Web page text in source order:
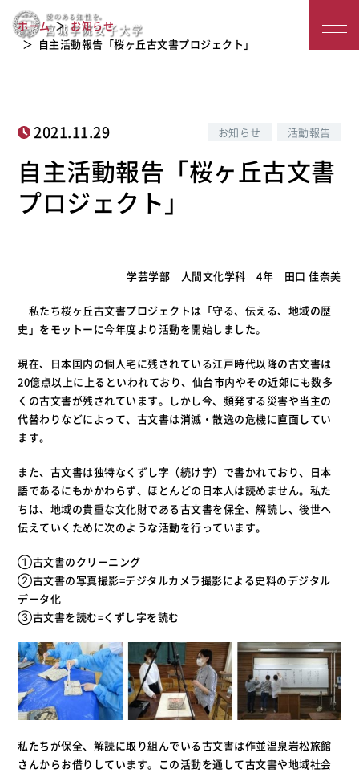
城
子
大
学
自主活動報告「桜ヶ丘古文書プロジェ
クト」
ホーム
お知らせ
自主活動報告「桜ヶ丘古文書プロジェクト」
2021.11.29 お知らせ 活動報告
自主活動報告「桜ヶ丘古文書
プロジェクト」
学芸学部 人間文化学科 4年 田口 佳奈美
私たち桜ヶ丘古文書プロジェクトは「守る、伝える、地域の歴
史」をモットーに今年度より活動を開始しました。
現在、日本国内の個人宅に残されている江戸時代以降の古文書は
20億点以上に上るといわれており、仙台市内やその近郊にも数多
くの古文書が残されています。しかし今、頻発する災害や当主の
代替わりなどによって、古文書は消滅・散逸の危機に直面してい
ます。
また、古文書は独特なくずし字（続け字）で書かれており、日本
語であるにもかかわらず、ほとんどの日本人は読めません。私た
ちは、地域の貴重な文化財である古文書を保全、解読し、後世へ
伝えていくために次のような活動を行っています。
①古文書のクリーニング
②古文書の写真撮影=デジタルカメラ撮影による史料のデジタル
データ化
③古文書を読む=くずし字を読む
私たちが保全、解読に取り組んでいる古文書は作並温泉岩松旅館
さんからお借りしています。この活動を通して古文書や地域社会